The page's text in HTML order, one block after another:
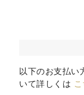
以下のお支払い
いて詳しくは